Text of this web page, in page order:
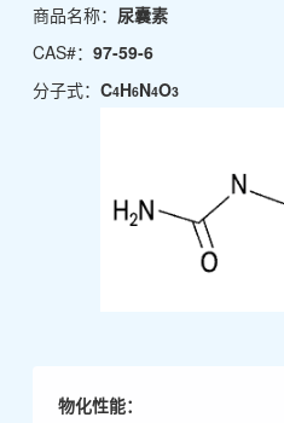
商品名称： 尿囊素
CAS#： 97-59-6
分子式： C4H6N4O3
物化性能：